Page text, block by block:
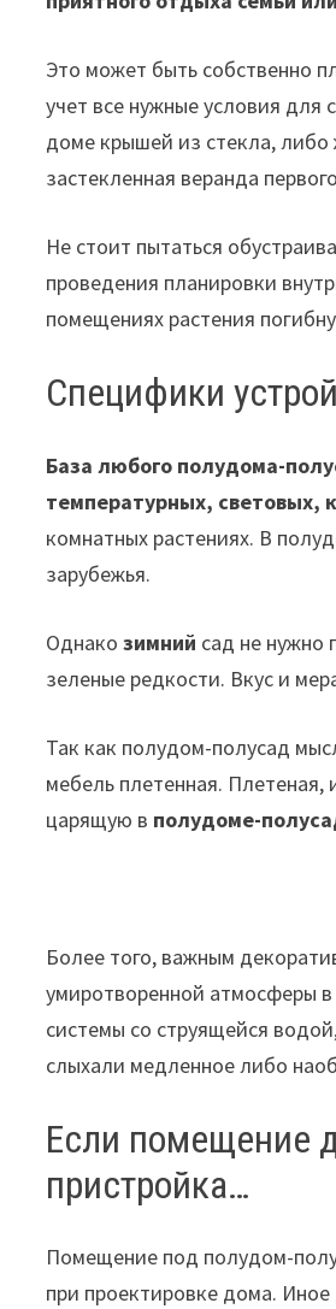
Это может быть собственно
учет все нужные условия
доме крышей из стекла,
застекленная веранда
Не стоит пытаться
проведения планировки
помещениях растения
Специфики
База любого полудома-
температурных, световых,
комнатных растениях. В
зарубежья.
Однакозимний сад не нужно
зеленые редкости. Вкус и
Так как полудом-полусад
мебель плетенная. Плетеная,
царящую в полудоме-
Более того, важным
умиротворенной атмосферы
системы со струящейся
слыхали медленное либо
Если помещение
пристройка…
Помещение под полудом-
при проектировке дома.